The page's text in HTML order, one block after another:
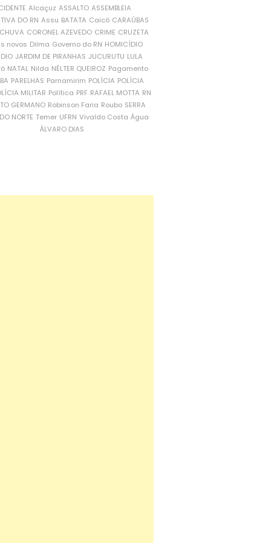
Alcaçuz ASSALTO ASSEMBLEIA
DO RN Assu BATATA Caicó CARAÚBAS
CORONEL AZEVEDO CRIME CRUZETA
novos Dilma Governo do RN HOMICÍDIO
JARDIM DE PIRANHAS JUCURUTU LULA
NATAL Nilda NÉLTER QUEIROZ Pagamento
PARELHAS Parnamirim POLÍCIA POLÍCIA
MILITAR Política PRF RAFAEL MOTTA RN
GERMANO Robinson Faria Roubo SERRA
NORTE Temer UFRN Vivaldo Costa Água
ÁLVARO DIAS